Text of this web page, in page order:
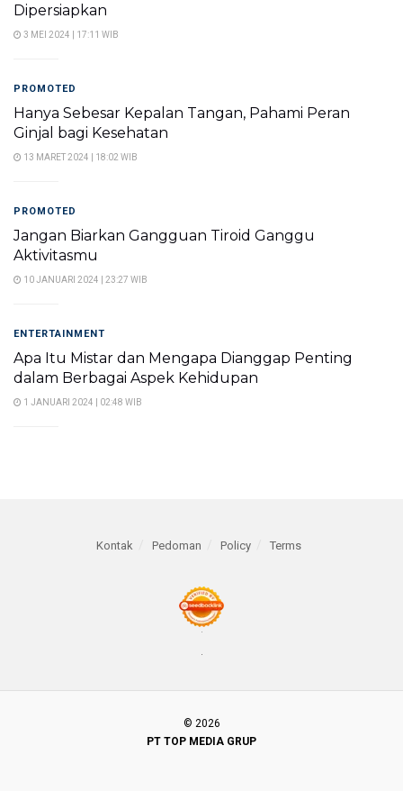
Dipersiapkan
3 MEI 2024 | 17:11 WIB
PROMOTED
Hanya Sebesar Kepalan Tangan, Pahami Peran
Ginjal bagi Kesehatan
13 MARET 2024 | 18:02 WIB
PROMOTED
Jangan Biarkan Gangguan Tiroid Ganggu
Aktivitasmu
10 JANUARI 2024 | 23:27 WIB
ENTERTAINMENT
Apa Itu Mistar dan Mengapa Dianggap Penting
dalam Berbagai Aspek Kehidupan
1 JANUARI 2024 | 02:48 WIB
Kontak Pedoman Policy Terms
© 2026
PT TOP MEDIA GRUP